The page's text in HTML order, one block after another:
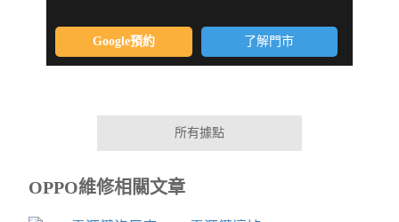
Google預約 了解門市
所有據點
OPPO維修相關文章